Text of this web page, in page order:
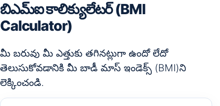
బిఎమ్ఐ కాలిక్యులేటర్ (BMI
Calculator)
మీ బరువు మీ ఎత్తుకు తగినట్లుగా ఉందో లేదో
తెలుసుకోవడానికి మీ బాడీ మాస్ ఇండెక్స్ (BMI)ని
లెక్కించండి.